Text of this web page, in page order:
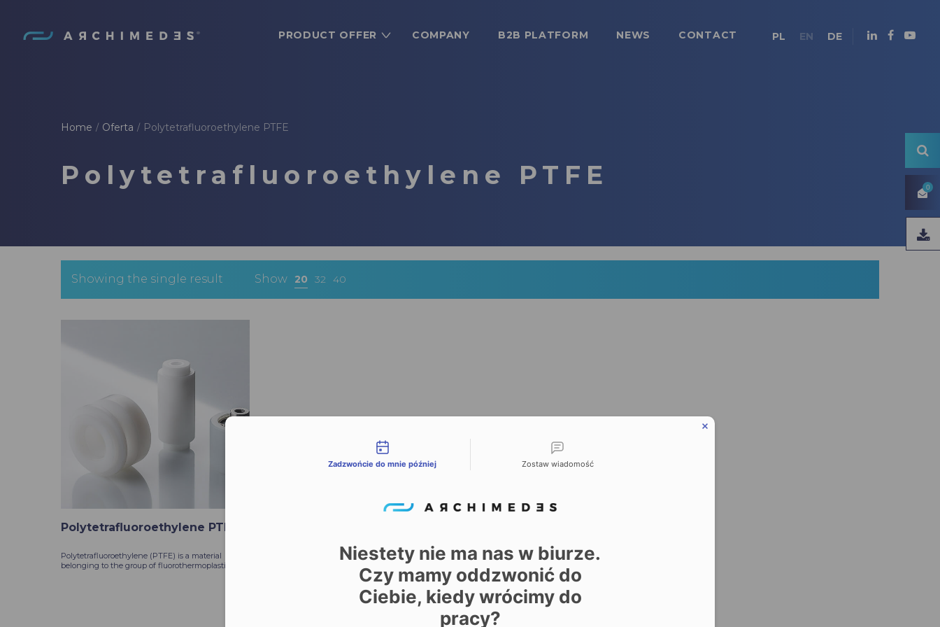
PL EN DE
0
PRODUCT OFFER COMPANY B2B PLATFORM NEWS CONTACT
Home / Oferta / Polytetrafluoroethylene PTFE
Polytetrafluoroethylene PTFE
Showing the single result Show 20 32 40
Polytetrafluoroethylene PTFE
Polytetrafluoroethylene (PTFE) is a material
belonging to the group of fluorothermoplastics.
Możliwości kontaktu
Zadzwońcie do mnie później Zostaw wiadomość
Niestety nie ma nas w biurze.
Czy mamy oddzwonić do
Ciebie, kiedy wrócimy do
pracy?